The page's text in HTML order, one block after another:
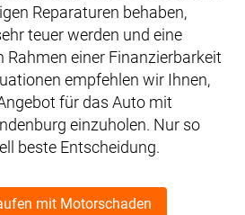
Reparaturen behaben,
teuer werden und eine
Rahmen einer Finanzierbarkeit
empfehlen wir Ihnen,
für das Auto mit
einzuholen. Nur so
beste Entscheidung.
mit Motorschaden